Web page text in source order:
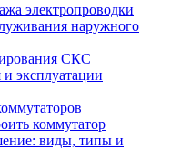
электропроводки
наружного
СКС
эксплуатации
коммутатор
виды, типы и